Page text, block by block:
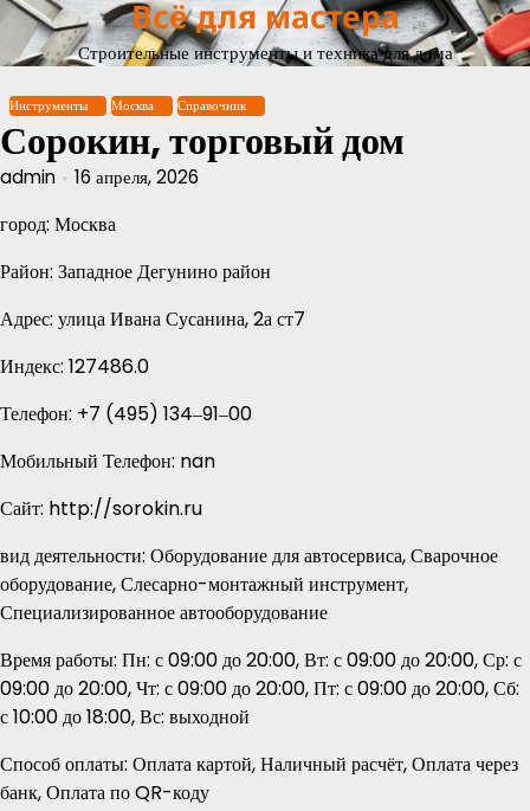
Перейти
содержимому
Всё для мастера
Строительные инструменты и техника для дома
Инструменты Москва Справочник
Сорокин, торговый дом
admin 16 апреля, 2026
город: Москва
Район: Западное Дегунино район
Адрес: улица Ивана Сусанина, 2а ст7
Индекс: 127486.0
Телефон: +7 (495) 134‒91‒00
Мобильный Телефон: nan
Сайт: http://sorokin.ru
вид деятельности: Оборудование для автосервиса, Сварочное
оборудование, Слесарно-монтажный инструмент,
Специализированное автооборудование
Время работы: Пн: с 09:00 до 20:00, Вт: с 09:00 до 20:00, Ср: с
09:00 до 20:00, Чт: с 09:00 до 20:00, Пт: с 09:00 до 20:00, Сб:
с 10:00 до 18:00, Вс: выходной
Способ оплаты: Оплата картой, Наличный расчёт, Оплата через
банк, Оплата по QR-коду